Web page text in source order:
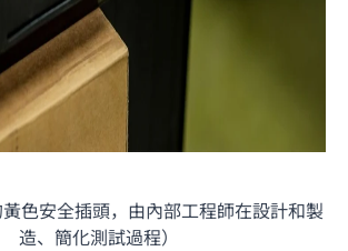
色安全插頭，由內部工程師在設計和製
造、簡化測試過程）